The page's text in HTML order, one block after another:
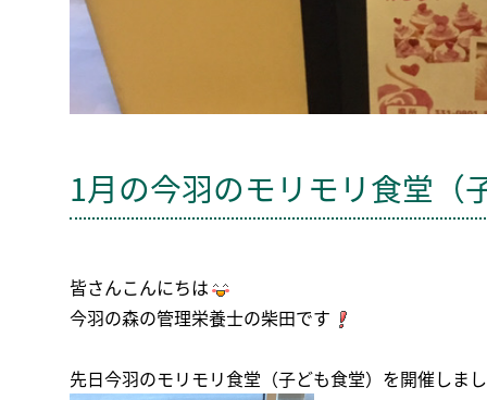
1月の今羽のモリモリ食堂（
皆さんこんにちは
今羽の森の管理栄養士の柴田です
先日今羽のモリモリ食堂（子ども食堂）を開催しま